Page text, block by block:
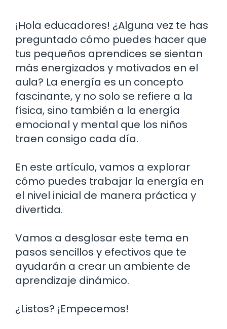
¡Hola educadores! ¿Alguna vez te has
preguntado cómo puedes hacer que
tus pequeños aprendices se sientan
más energizados y motivados en el
aula? La energía es un concepto
fascinante, y no solo se refiere a la
física, sino también a la energía
emocional y mental que los niños
traen consigo cada día.
En este artículo, vamos a explorar
cómo puedes trabajar la energía en
el nivel inicial de manera práctica y
divertida.
Vamos a desglosar este tema en
pasos sencillos y efectivos que te
ayudarán a crear un ambiente de
aprendizaje dinámico.
¿Listos? ¡Empecemos!